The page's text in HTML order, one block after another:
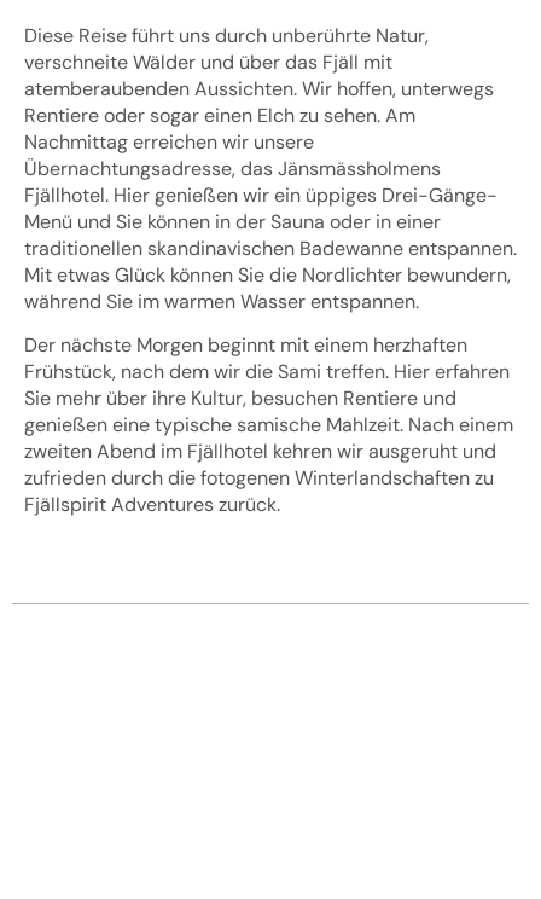
Diese Reise führt uns durch unberührte Natur,
verschneite Wälder und über das Fjäll mit
atemberaubenden Aussichten. Wir hoffen, unterwegs
Rentiere oder sogar einen Elch zu sehen. Am
Nachmittag erreichen wir unsere
Übernachtungsadresse, das Jänsmässholmens
Fjällhotel. Hier genießen wir ein üppiges Drei-Gänge-
Menü und Sie können in der Sauna oder in einer
traditionellen skandinavischen Badewanne entspannen.
Mit etwas Glück können Sie die Nordlichter bewundern,
während Sie im warmen Wasser entspannen.
Der nächste Morgen beginnt mit einem herzhaften
Frühstück, nach dem wir die Sami treffen. Hier erfahren
Sie mehr über ihre Kultur, besuchen Rentiere und
genießen eine typische samische Mahlzeit. Nach einem
zweiten Abend im Fjällhotel kehren wir ausgeruht und
zufrieden durch die fotogenen Winterlandschaften zu
Fjällspirit Adventures zurück.